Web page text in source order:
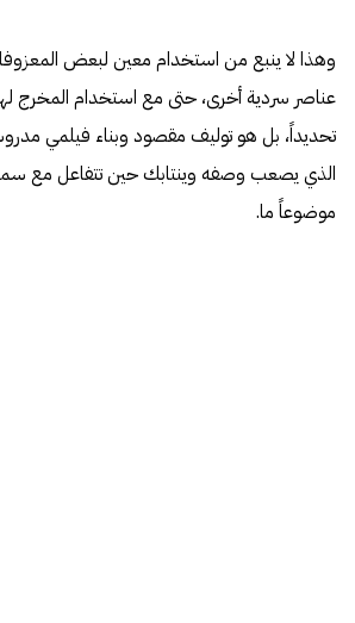
وهذا لا ينبع من استخدام معين لبعض
عناصر سردية أخرى، حتى مع استخدام المخرج
تحديداً، بل هو توليف مقصود وبناء فيلمي
الذي يصعب وصفه وينتابك حين تتفاعل مع
موضوعاً ما.